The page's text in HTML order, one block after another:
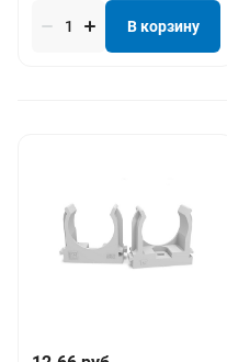
В корзину